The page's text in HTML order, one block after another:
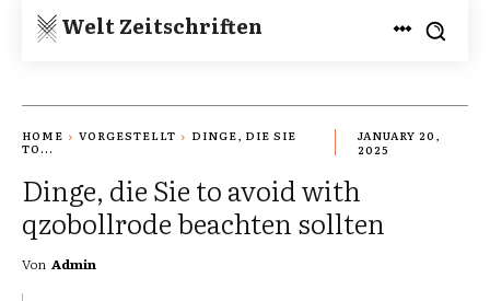
Welt Zeitschriften
HOME VORGESTELLT
DINGE, DIE SIE
TO...
JANUARY 20,
2025
Dinge, die Sie to avoid with
qzobollrode beachten sollten
Von Admin